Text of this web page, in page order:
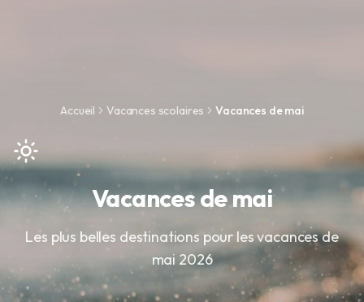
Accueil Vacances scolaires Vacances de mai
Vacances de mai
Les plus belles destinations pour les vacances de
mai 2026